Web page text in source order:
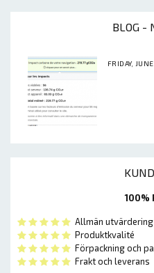
BLOG -
FRIDAY,
100%
Allmän utvärdering
Produktkvalité
Förpackning och
Frakt och leverans